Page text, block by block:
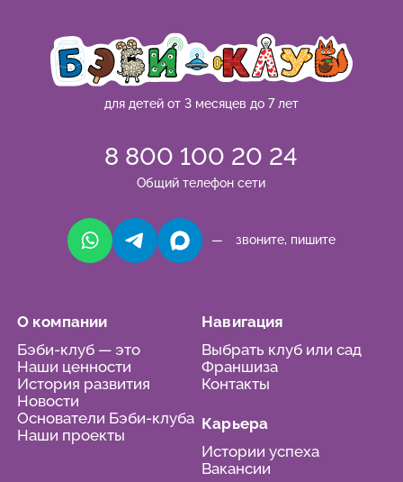
для детей от 3 месяцев до 7 лет
8 800 100 20 24
Общий телефон сети
— звоните, пишите
О компании
Бэби-клуб — это
Наши ценности
История развития
Новости
Основатели Бэби-клуба
Наши проекты
Навигация
Выбрать клуб или сад
Франшиза
Контакты
Карьера
Истории успеха
Вакансии